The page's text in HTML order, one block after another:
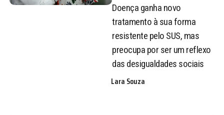
Doença ganha novo
tratamento à sua forma
resistente pelo SUS, mas
preocupa por ser um reflexo
das desigualdades sociais
Lara Souza